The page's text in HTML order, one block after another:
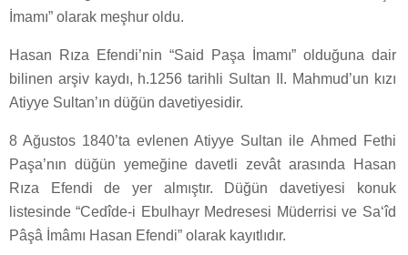
İmamı” olarak meşhur oldu.
Hasan Rıza Efendi’nin “Said Paşa İmamı” olduğuna dair
bilinen arşiv kaydı, h.1256 tarihli Sultan II. Mahmud’un kızı
Atiyye Sultan’ın düğün davetiyesidir.
8 Ağustos 1840’ta evlenen Atiyye Sultan ile Ahmed Fethi
Paşa’nın düğün yemeğine davetli zevât arasında Hasan
Rıza Efendi de yer almıştır. Düğün davetiyesi konuk
listesinde “Cedîde-i Ebulhayr Medresesi Müderrisi ve Sa‘îd
Pâşâ İmâmı Hasan Efendi” olarak kayıtlıdır.